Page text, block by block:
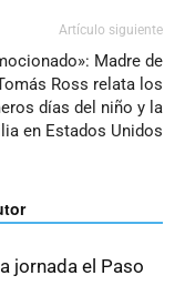
Artículo siguiente
Madre de
Ross relata los
días del niño y la
en Estados Unidos
jornada el Paso